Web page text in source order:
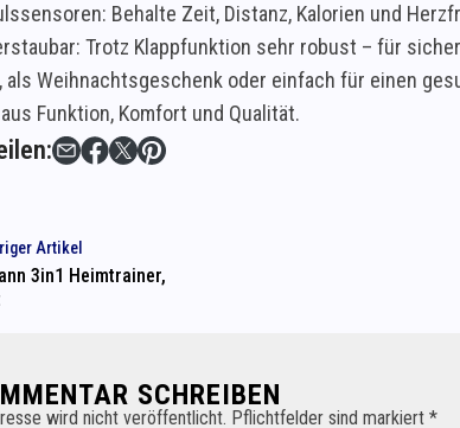
Behalte Zeit, Distanz, Kalorien und
Trotz Klappfunktion sehr robust – für
als Weihnachtsgeschenk oder einfach für einen
Funktion, Komfort und Qualität.
Artikel
3in1 Heimtrainer,
SCHREIBEN
wird nicht veröffentlicht. Pflichtfelder sind markiert *